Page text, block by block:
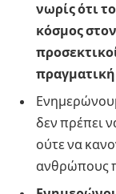
νωρίς ότι
κόσμος
δεν πρέπει
ούτε να
ανθρώπους